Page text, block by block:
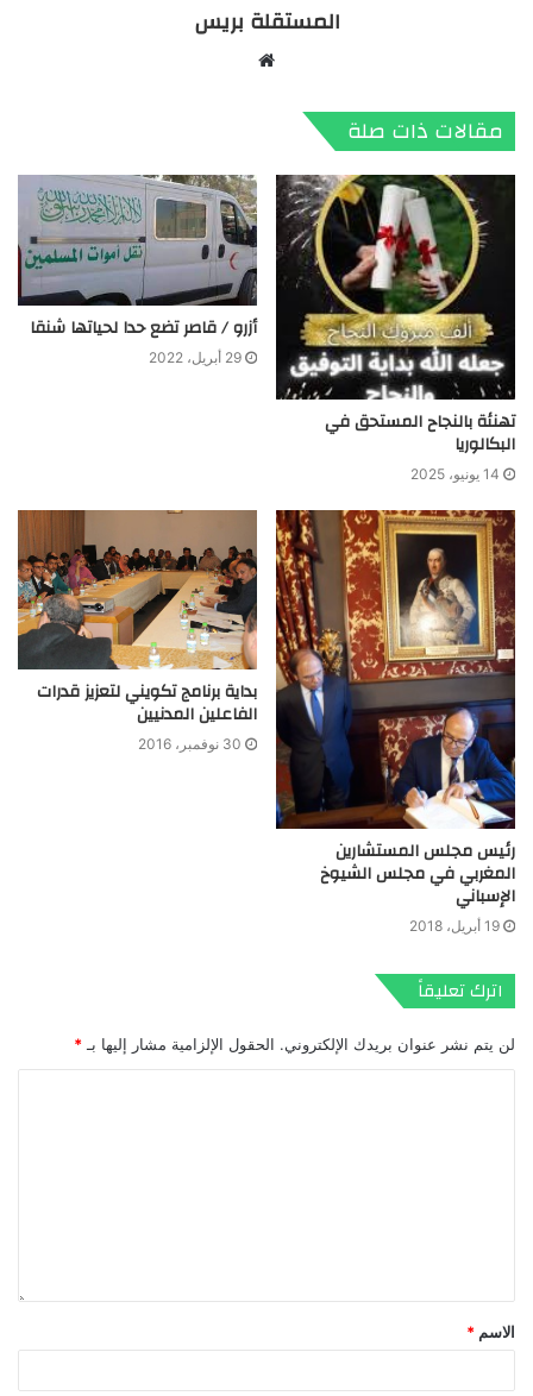
المستقلة بريس
مقالات ذات صلة
تهنئة بالنجاح المستحق في
البكالوريا
14 يونيو، 2025
أزرو / قاصر تضع حدا لحياتها شنقا
29 أبريل، 2022
رئيس مجلس المستشارين
المغربي في مجلس الشيوخ
الإسباني
19 أبريل، 2018
بداية برنامج تكويني لتعزيز قدرات
الفاعلين المدنيين
30 نوفمبر، 2016
اترك تعليقاً
لن يتم نشر عنوان بريدك الإلكتروني. الحقول الإلزامية مشار إليها بـ *
الاسم *